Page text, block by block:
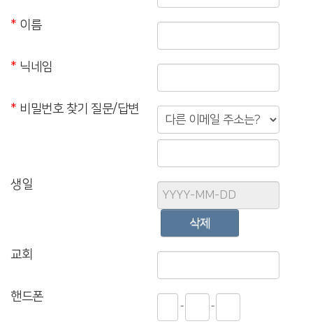
제 4 조 (이용 신청 및 승낙)
① 이용계약은 이용자가 약관 내용에 동의하고 회원가입 신청을 하면, 교회가
② 교회는 다음 각 호에 해당하는 신청에 대하여는 승낙을 거절하거나 사후에
취소할 수 있습니다.
- 등록 내용에 허위, 기재 누락, 오기가 있는 경우
- 교회의 신앙적 목적이나 정체성에 반하는 의도를 가진 경우
사유가 발생한 경우에는 서비스의 제공을 일시적으로 중단할 수 있습니다.
② 제1항에 의한 서비스 중단의 경우, 교회는 공지사항을 통해 이용자에게
통지합니다. 단, 천재지변 등 통제할 수 없는 사유로 인한 중단은 사후에
제3자에게 이용하게 해서는 안 됩니다.
* 이름
* 닉네임
* 비밀번호 찾기 질문/답변
생일
교회
핸드폰
- -